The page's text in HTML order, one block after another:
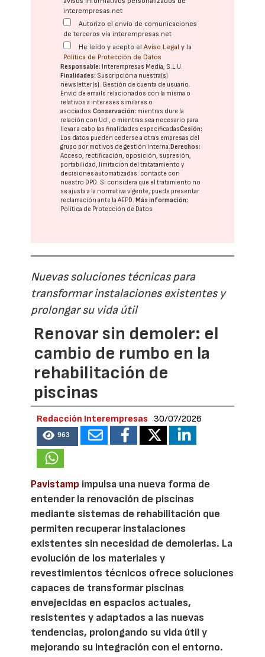
interempresas.net
Autorizo el envío de comunicaciones
de terceros vía interempresas.net
He leído y acepto elAviso Legal y la
Política de Protección de Datos
Responsable: Interempresas Media, S.L.U.
Finalidades: Suscripción a nuestra(s)
newsletter(s). Gestión de cuenta de usuario.
Envío de emails relacionados con la misma o
relativos a intereses similares o
asociados.Conservación: mientras dure la
relación con Ud., o mientras sea necesario para
llevar a cabo las finalidades especificadasCesión:
Los datos pueden cederse a otras empresas del
grupo por motivos de gestión interna. Derechos:
Acceso, rectificación, oposición, supresión,
portabilidad, limitación del tratatamiento y
decisiones automatizadas: contacte con
nuestro DPD. Si considera que el tratamiento no
se ajusta a la normativa vigente, puede presentar
reclamación ante laAEPD. Más información:
Política de Protección de Datos
Nuevas soluciones técnicas para
transformar instalaciones existentes y
prolongar su vida útil
Renovar sin demoler: el
cambio de rumbo en la
rehabilitación de
piscinas
Redacción Interempresas 30/07/2026
963
Pavistamp impulsa una nueva forma de
entender la renovación de piscinas
mediante sistemas de rehabilitación que
permiten recuperar instalaciones
existentes sin necesidad de demolerlas. La
evolución de los materiales y
revestimientos técnicos ofrece soluciones
capaces de transformar piscinas
envejecidas en espacios actuales,
resistentes y adaptados a las nuevas
tendencias, prolongando su vida útil y
mejorando su integración con el entorno.